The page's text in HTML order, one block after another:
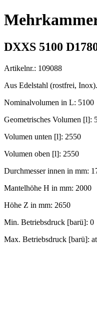
DXXS 5100
Artikelnr.: 109088
Aus Edelstahl (rostfrei, Inox).
Nominalvolumen in L: 5100
Geometrisches Volumen [l]:
Volumen unten [l]: 2550
Volumen oben [l]: 2550
Durchmesser innen in mm:
Mantelhöhe H in mm: 2000
Höhe Z in mm: 2650
Min. Betriebsdruck [barü]: 0
Max. Betriebsdruck [barü]: